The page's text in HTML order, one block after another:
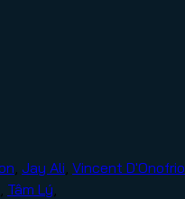
Jay Ali Vincent D'Onofrio
Tâm Lý